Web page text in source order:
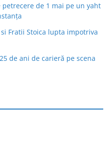
petrecere de 1 mai pe un yaht
Fratii Stoica lupta impotriva
de ani de carieră pe scena